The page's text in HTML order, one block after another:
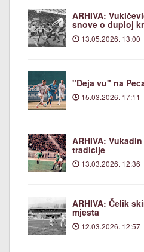
ARHIVA:
snove o duploj
13.05.2026. 13:00
"Deja vu" na
15.03.2026. 17:11
ARHIVA:
tradicije
13.03.2026. 12:36
ARHIVA: Čelik
mjesta
12.03.2026. 12:57